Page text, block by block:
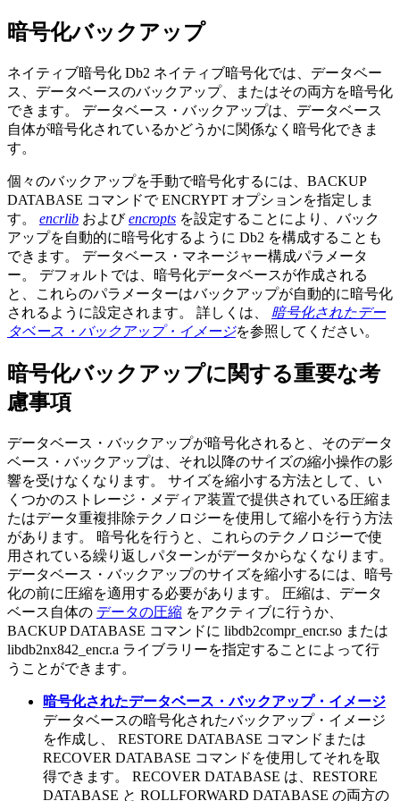
暗号化バックアップ
ネイティブ暗号化 Db2 ネイティブ暗号化では、データベー
ス、データベースのバックアップ、またはその両方を暗号化
できます。 データベース・バックアップは、データベース
自体が暗号化されているかどうかに関係なく暗号化できま
す。
個々のバックアップを手動で暗号化するには、BACKUP
DATABASE コマンドで ENCRYPT オプションを指定しま
す。 encrlib およびencropts を設定することにより、バック
アップを自動的に暗号化するように Db2 を構成することも
できます。 データベース・マネージャー構成パラメータ
ー。 デフォルトでは、暗号化データベースが作成される
と、これらのパラメーターはバックアップが自動的に暗号化
されるように設定されます。 詳しくは、 暗号化されたデー
タベース・バックアップ・イメージを参照してください。
暗号化バックアップに関する重要な考
慮事項
データベース・バックアップが暗号化されると、そのデータ
ベース・バックアップは、それ以降のサイズの縮小操作の影
響を受けなくなります。 サイズを縮小する方法として、い
くつかのストレージ・メディア装置で提供されている圧縮ま
たはデータ重複排除テクノロジーを使用して縮小を行う方法
があります。 暗号化を行うと、これらのテクノロジーで使
用されている繰り返しパターンがデータからなくなります。
データベース・バックアップのサイズを縮小するには、暗号
化の前に圧縮を適用する必要があります。 圧縮は、データ
ベース自体の データの圧縮 をアクティブに行うか、
BACKUP DATABASE コマンドに libdb2compr_encr.so または
libdb2nx842_encr.a ライブラリーを指定することによって行
うことができます。
暗号化されたデータベース・バックアップ・イメージ
データベースの暗号化されたバックアップ・イメージ
を作成し、 RESTORE DATABASE コマンドまたは
RECOVER DATABASE コマンドを使用してそれを取
得できます。 RECOVER DATABASE は、 RESTORE
DATABASE と ROLLFORWARD DATABASE の両方の